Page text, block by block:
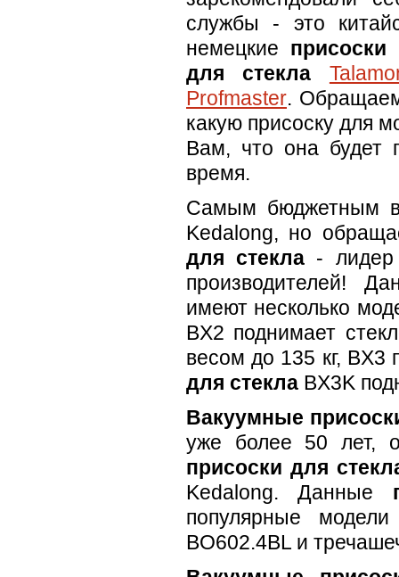
службы - это
немецкие присоски
для стекла
Profmaster.
какую присоску для
Вам, что она будет
время.
Самым бюджетным
Kedalong, но
для стекла - лидер
производителей!
имеют несколько
BX2 поднимает
весом до 135 кг, BX3
для стекла BX3K
Вакуумные
уже более 50 лет,
присоски для
Kedalong. Данные
популярные
BO602.4BL и